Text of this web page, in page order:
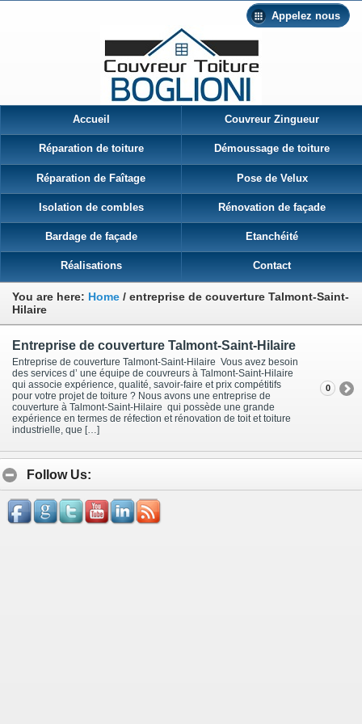
Appelez nous
Accueil Couvreur Zingueur
Réparation de toiture Démoussage de toiture
Réparation de Faîtage Pose de Velux
Isolation de combles Rénovation de façade
Bardage de façade Etanchéité
Réalisations Contact
You are here: Home / entreprise de couverture Talmont-Saint-
Hilaire
Entreprise de couverture Talmont-Saint-Hilaire
Entreprise de couverture Talmont-Saint-Hilaire Vous avez besoin
des services d’ une équipe de couvreurs à Talmont-Saint-Hilaire
qui associe expérience, qualité, savoir-faire et prix compétitifs
pour votre projet de toiture ? Nous avons une entreprise de
couverture à Talmont-Saint-Hilaire qui possède une grande
expérience en termes de réfection et rénovation de toit et toiture
industrielle, que […]
0
Follow Us: